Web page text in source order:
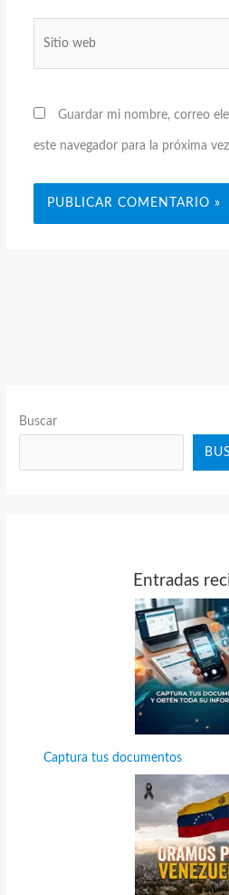
Guardar mi nombre, correo
este navegador para la próxima
Buscar
Entradas
Captura tus documentos